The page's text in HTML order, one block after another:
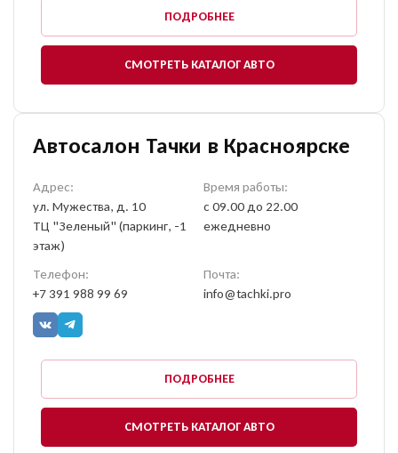
ПОДРОБНЕЕ
СМОТРЕТЬ КАТАЛОГ АВТО
Автосалон Тачки в Красноярске
Адрес:
ул. Мужества, д. 10
ТЦ "Зеленый" (паркинг, -1
этаж)
Время работы:
с 09.00 до 22.00
ежедневно
Телефон:
+7 391 988 99 69
Почта:
info@tachki.pro
ПОДРОБНЕЕ
СМОТРЕТЬ КАТАЛОГ АВТО
Оставить заявку
на продажу автомобиля
ОФОРМИТЬ ОНЛАЙН